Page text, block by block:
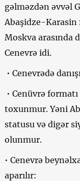
gəlməzdən əvvəl
Abaşidze-Karasin
Moskva arasında
Cenevrə idi.
• Cenevrədə
• Cenüvrə
toxunmur. Yəni
statusu və digər
olunmur.
• Cenevrə
aparılır: